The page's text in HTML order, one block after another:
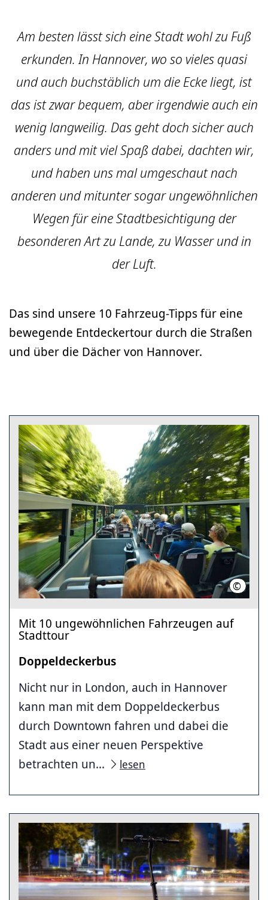
Am besten lässt sich eine Stadt wohl zu Fuß
erkunden. In Hannover, wo so vieles quasi
und auch buchstäblich um die Ecke liegt, ist
das ist zwar bequem, aber irgendwie auch ein
wenig langweilig. Das geht doch sicher auch
anders und mit viel Spaß dabei, dachten wir,
und haben uns mal umgeschaut nach
anderen und mitunter sogar ungewöhnlichen
Wegen für eine Stadtbesichtigung der
besonderen Art zu Lande, zu Wasser und in
der Luft.
Das sind unsere 10 Fahrzeug-Tipps für eine
bewegende Entdeckertour durch die Straßen
und über die Dächer von Hannover.
© HMTG
Mit 10 ungewöhnlichen Fahrzeugen auf
Stadttour
Doppeldeckerbus
Nicht nur in London, auch in Hannover
kann man mit dem Doppeldeckerbus
durch Downtown fahren und dabei die
Stadt aus einer neuen Perspektive
betrachten un...
lesen